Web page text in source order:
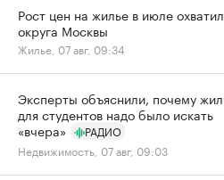
Рост цен на жилье в июле
округа Москвы
Жилье, 07 авг, 09:34
Эксперты объяснили, почему
для студентов надо было искать
«вчера»
РАДИО
Недвижимость, 07 авг, 09:03